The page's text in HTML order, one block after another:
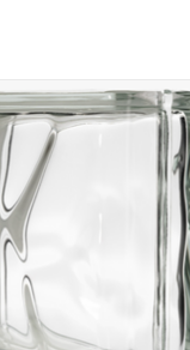
Eindstein Wolke
HINZUFÜGEN